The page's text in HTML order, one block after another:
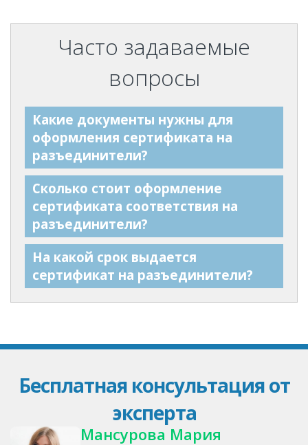
Часто задаваемые
вопросы
Какие документы нужны для
оформления сертификата на
разъединители?
Сколько стоит оформление
сертификата соответствия на
разъединители?
На какой срок выдается
сертификат на разъединители?
Бесплатная консультация от
эксперта
Мансурова Мария